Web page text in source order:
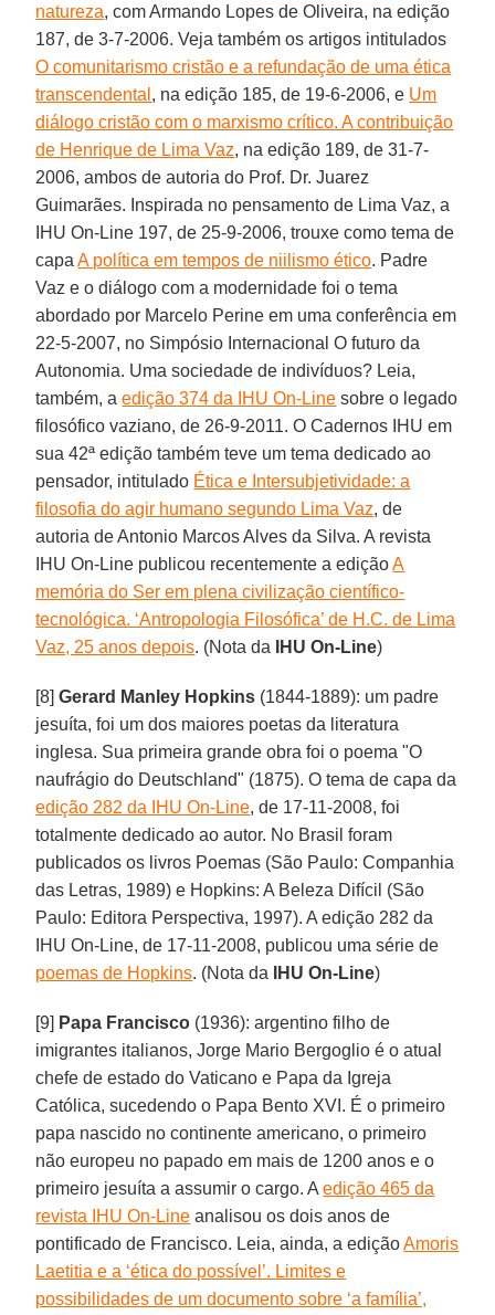
natureza, com Armando Lopes de Oliveira, na edição
187, de 3-7-2006. Veja também os artigos intitulados
O comunitarismo cristão e a refundação de uma ética
transcendental , na edição 185, de 19-6-2006, e Um
diálogo cristão com o marxismo crítico. A contribuição
de Henrique de Lima Vaz, na edição 189, de 31-7-
2006, ambos de autoria do Prof. Dr. Juarez
Guimarães. Inspirada no pensamento de Lima Vaz, a
IHU On-Line 197, de 25-9-2006, trouxe como tema de
capaA política em tempos de niilismo ético. Padre
Vaz e o diálogo com a modernidade foi o tema
abordado por Marcelo Perine em uma conferência em
22-5-2007, no Simpósio Internacional O futuro da
Autonomia. Uma sociedade de indivíduos? Leia,
também, aedição 374 da IHU On-Line sobre o legado
filosófico vaziano, de 26-9-2011. O Cadernos IHU em
sua 42ª edição também teve um tema dedicado ao
pensador, intitulado Ética e Intersubjetividade: a
filosofia do agir humano segundo Lima Vaz, de
autoria de Antonio Marcos Alves da Silva. A revista
IHU On-Line publicou recentemente a ediçãoA
memória do Ser em plena civilização científico-
tecnológica. ‘Antropologia Filosófica’ de H.C. de Lima
Vaz, 25 anos depois. (Nota da IHU On-Line)
[8]Gerard Manley Hopkins (1844-1889): um padre
jesuíta, foi um dos maiores poetas da literatura
inglesa. Sua primeira grande obra foi o poema "O
naufrágio do Deutschland" (1875). O tema de capa da
edição 282 da IHU On-Line, de 17-11-2008, foi
totalmente dedicado ao autor. No Brasil foram
publicados os livros Poemas (São Paulo: Companhia
das Letras, 1989) e Hopkins: A Beleza Difícil (São
Paulo: Editora Perspectiva, 1997). A edição 282 da
IHU On-Line, de 17-11-2008, publicou uma série de
poemas de Hopkins. (Nota da IHU On-Line)
[9] Papa Francisco (1936): argentino filho de
imigrantes italianos, Jorge Mario Bergoglio é o atual
chefe de estado do Vaticano e Papa da Igreja
Católica, sucedendo o Papa Bento XVI. É o primeiro
papa nascido no continente americano, o primeiro
não europeu no papado em mais de 1200 anos e o
primeiro jesuíta a assumir o cargo. Aedição 465 da
revista IHU On-Line analisou os dois anos de
pontificado de Francisco. Leia, ainda, a ediçãoAmoris
Laetitia e a ‘ética do possível’. Limites e
possibilidades de um documento sobre ‘a família’,